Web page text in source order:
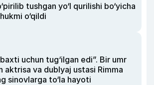
tushgan yo‘l qurilishi bo‘yicha
o‘qildi
uchun tug‘ilgan edi”. Bir umr
aktrisa va dublyaj ustasi Rimma
sinovlarga to‘la hayoti